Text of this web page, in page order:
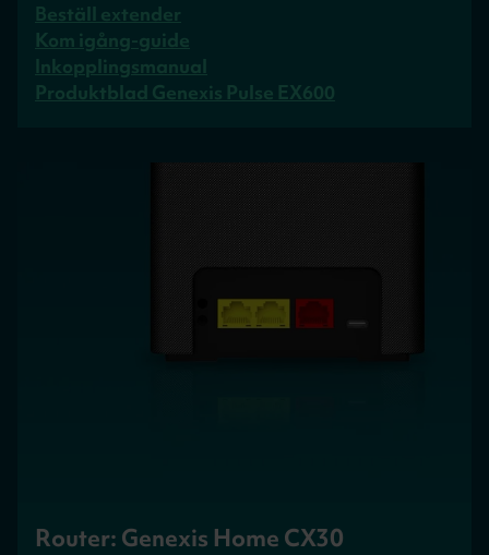
Beställ extender
Kom igång-guide
Inkopplingsmanual
Produktblad Genexis Pulse EX600
Router: Genexis Home CX30